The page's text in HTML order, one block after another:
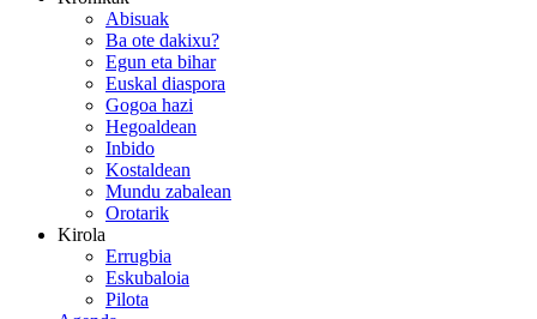
Abisuak
Ba ote dakixu?
Egun eta bihar
Euskal diaspora
Gogoa hazi
Hegoaldean
Inbido
Kostaldean
Mundu zabalean
Orotarik
Kirola
Errugbia
Eskubaloia
Pilota